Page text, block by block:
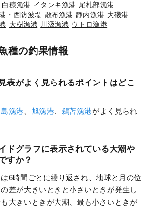
白糠漁港 イタンキ漁港 尾札部漁港
・西防波堤 散布漁港 静内漁港 大磯港
大樹漁港 川汲漁港 ウトロ漁港
種の釣果情報
表がよく見られるポイントはどこ
漁港 旭漁港 鵜苫漁港がよく見られ
ドグラフに表示されている大潮や
すか？
6時間ごとに繰り返され、地球と月の位
差が大きいときと小さいときが発生し
大きいときが大潮、最も小さいときが